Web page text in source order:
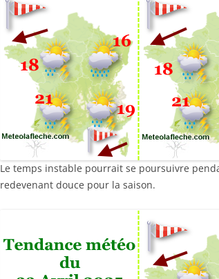
Le temps instable pourrait se poursuivre
redevenant douce pour la saison.